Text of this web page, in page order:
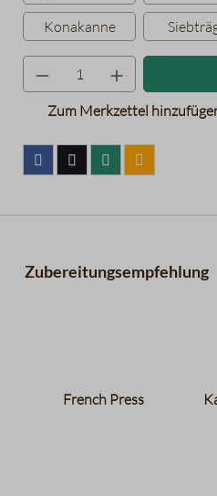
Konakanne
Zum Merkzettel
Zubereitungsempfehlung
French Press